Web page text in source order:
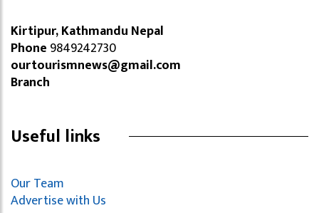
Kirtipur, Kathmandu Nepal
Phone 9849242730
ourtourismnews@gmail.com
Branch
Useful links
Our Team
Advertise with Us